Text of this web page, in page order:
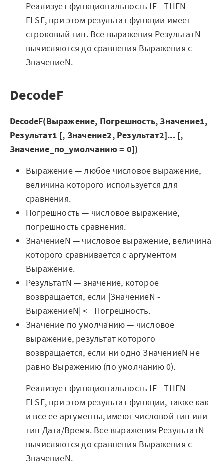
Для IT-специалистов
Вопросы и ответы
Маркетплейс
Интеграции
Библиотеки компонентов
Обучение
Быстрый старт
Loginom.Навыки
Мастерская Loginom
Кубок Loginom
Клиенты
Проекты
Отзывы
Блог
Вики
Партнеры
Партнерская программа
Партнерский портал
Академическая
программа
Реализует функциональность IF - THEN -
ELSE, при этом результат функции имеет
строковый тип. Все выражения РезультатN
вычисляются до сравнения Выражения с
ЗначениеN.
DecodeF
DecodeF(Выражение, Погрешность, Значение1,
Результат1 [, Значение2, Результат2]... [,
Значение_по_умолчанию = 0])
Выражение — любое числовое выражение,
величина которого используется для
сравнения.
Погрешность — числовое выражение,
погрешность сравнения.
ЗначениеN — числовое выражение, величина
которого сравнивается с аргументом
Выражение.
РезультатN — значение, которое
возвращается, если |ЗначениеN -
ВыражениеN| <= Погрешность.
Значение по умолчанию — числовое
выражение, результат которого
возвращается, если ни одно ЗначениеN не
равно Выражению (по умолчанию 0).
Реализует функциональность IF - THEN -
ELSE, при этом результат функции, также как
и все ее аргументы, имеют числовой тип или
тип Дата/Время. Все выражения РезультатN
вычисляются до сравнения Выражения с
ЗначениеN.